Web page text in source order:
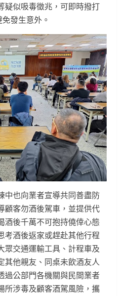
疑似吸毒徵兆，可即時撥打
發生意外。
中也向業者宣導共同善盡防
顧客勿酒後駕車，並提供代
酒後千萬不可抱持僥倖心態
考酒後返家或趕赴其他行程
眾交通運輸工具、計程車及
其他親友、同桌未飲酒友人
過公部門各機關與民間業者
所涉毒及顧客酒駕風險，攜